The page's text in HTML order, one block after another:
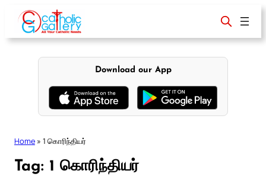
content
Download our App
Home » 1 கொரிந்தியர்
Tag: 1 கொரிந்தியர்